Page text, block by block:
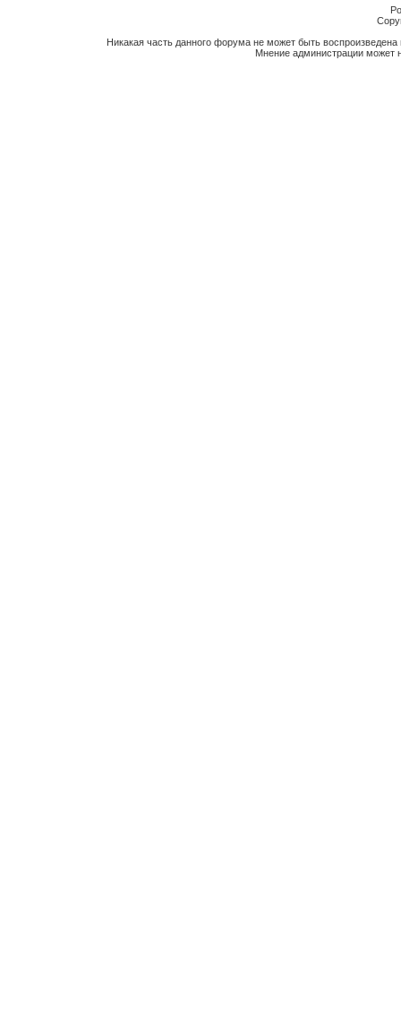
Никакая часть данного форума не может быть
Мнение администрации может